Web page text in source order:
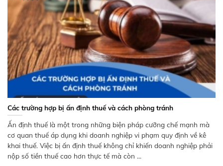
Các trường hợp bị ấn định thuế và cách phòng tránh
Ấn định thuế là một trong những biện pháp cưỡng chế mạnh mà
cơ quan thuế áp dụng khi doanh nghiệp vi phạm quy định về kê
khai thuế. Việc bị ấn định thuế không chỉ khiến doanh nghiệp phải
nộp số tiền thuế cao hơn thực tế mà còn ...